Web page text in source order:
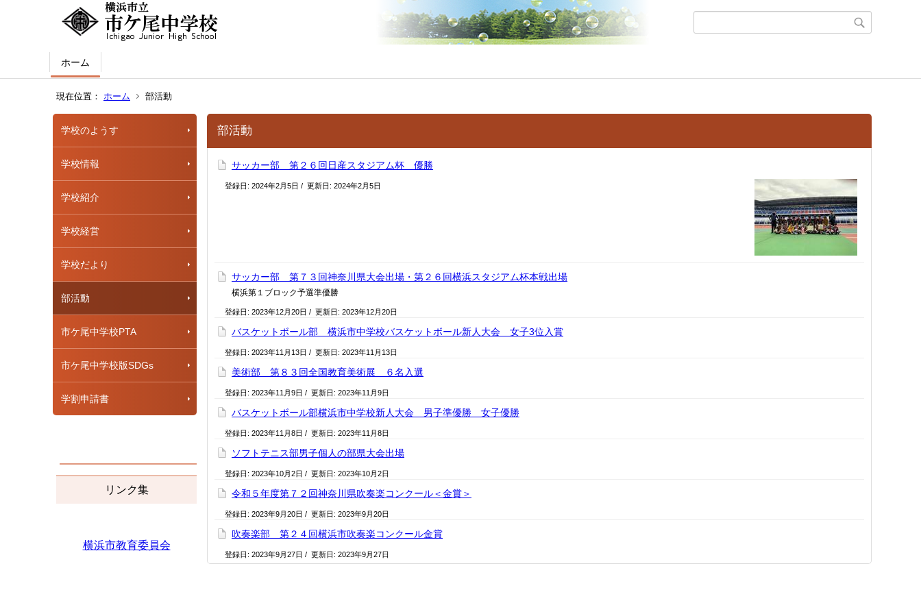
ホーム
現在位置： ホーム 部活動
学校のようす
学校情報
学校紹介
学校経営
学校だより
部活動
市ケ尾中学校PTA
市ケ尾中学校版SDGs
学割申請書
リンク集
横浜市教育委員会
部活動
サッカー部 第２６回日産スタジアム杯 優勝
登録日: 2024年2月5日 / 更新日: 2024年2月5日
サッカー部 第７３回神奈川県大会出場・第２６回横浜スタジアム杯本戦出場
横浜第１ブロック予選準優勝
登録日: 2023年12月20日 / 更新日: 2023年12月20日
バスケットボール部 横浜市中学校バスケットボール新人大会 女子3位入賞
登録日: 2023年11月13日 / 更新日: 2023年11月13日
美術部 第８３回全国教育美術展 ６名入選
登録日: 2023年11月9日 / 更新日: 2023年11月9日
バスケットボール部横浜市中学校新人大会 男子準優勝 女子優勝
登録日: 2023年11月8日 / 更新日: 2023年11月8日
ソフトテニス部男子個人の部県大会出場
登録日: 2023年10月2日 / 更新日: 2023年10月2日
令和５年度第７２回神奈川県吹奏楽コンクール＜金賞＞
登録日: 2023年9月20日 / 更新日: 2023年9月20日
吹奏楽部 第２４回横浜市吹奏楽コンクール金賞
登録日: 2023年9月27日 / 更新日: 2023年9月27日